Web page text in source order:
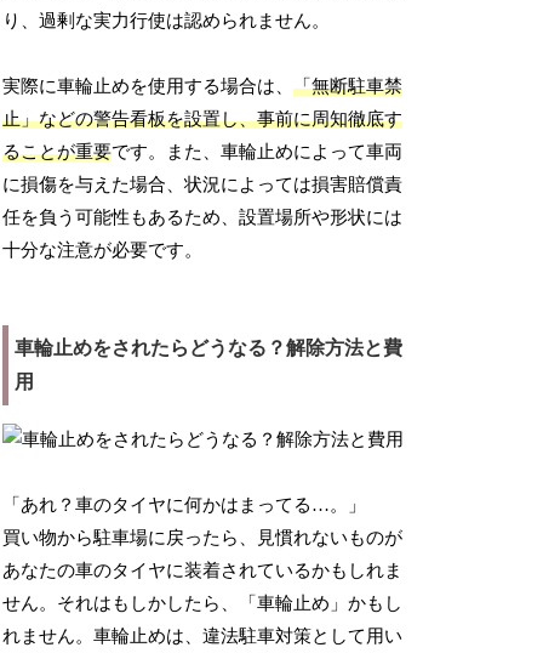
り、過剰な実力行使は認められません。
実際に車輪止めを使用する場合は、「無断駐車禁
止」などの警告看板を設置し、事前に周知徹底す
ることが重要です。また、車輪止めによって車両
に損傷を与えた場合、状況によっては損害賠償責
任を負う可能性もあるため、設置場所や形状には
十分な注意が必要です。
車輪止めをされたらどうなる？解除方法と費
用
「あれ？車のタイヤに何かはまってる…。」
買い物から駐車場に戻ったら、見慣れないものが
あなたの車のタイヤに装着されているかもしれま
せん。それはもしかしたら、「車輪止め」かもし
れません。車輪止めは、違法駐車対策として用い